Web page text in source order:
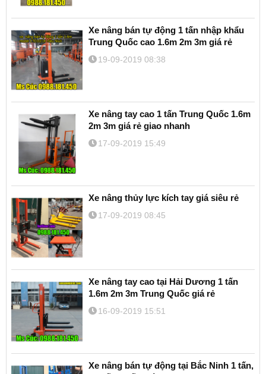
Xe nâng bán tự động 1 tấn nhập khẩu
Trung Quốc cao 1.6m 2m 3m giá rẻ
19-09-2019 08:38
Xe nâng tay cao 1 tấn Trung Quốc 1.6m
2m 3m giá rẻ giao nhanh
17-09-2019 15:49
Xe nâng thủy lực kích tay giá siêu rẻ
17-09-2019 08:45
Xe nâng tay cao tại Hải Dương 1 tấn
1.6m 2m 3m Trung Quốc giá rẻ
16-09-2019 15:51
Xe nâng bán tự động tại Bắc Ninh 1 tấn,